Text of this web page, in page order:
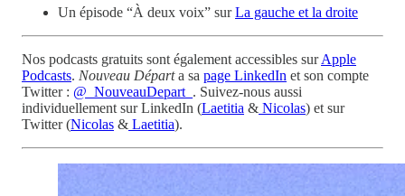
Un épisode “À deux voix” surLa gauche et la droite
Nos podcasts gratuits sont également accessibles surApple
Podcasts. Nouveau Départa sa page LinkedIn et son compte
Twitter : @_NouveauDepart_ . Suivez-nous aussi
individuellement sur LinkedIn (Laetitia & Nicolas) et sur
Twitter (Nicolas & Laetitia).